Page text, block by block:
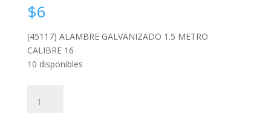
$6
(45117) ALAMBRE GALVANIZADO 1.5 METRO
CALIBRE 16
10 disponibles
ALAMBRE